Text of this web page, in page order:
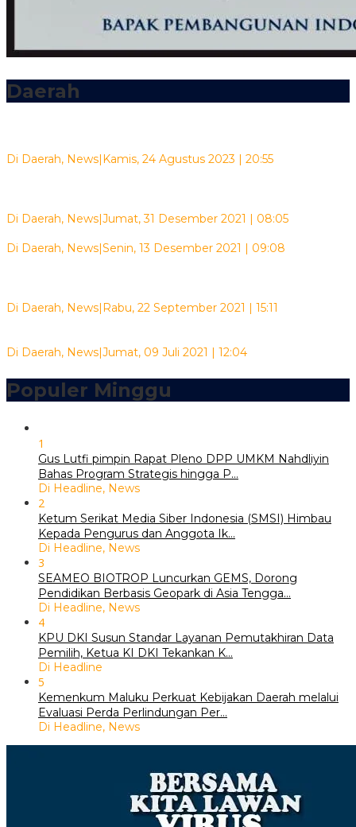
Daerah
Di Daerah, News Kamis, 24 Agustus 2023 | 20:55
Di Daerah, News Jumat, 31 Desember 2021 | 08:05
Di Daerah, News Senin, 13 Desember 2021 | 09:08
Di Daerah, News Rabu, 22 September 2021 | 15:11
Di Daerah, News Jumat, 09 Juli 2021 | 12:04
Populer Minggu
1
Gus Lutfi pimpin Rapat Pleno DPP UMKM Nahdliyin
Bahas Program Strategis hingga P…
Di Headline, News
2
Ketum Serikat Media Siber Indonesia (SMSI) Himbau
Kepada Pengurus dan Anggota Ik…
Di Headline, News
3
SEAMEO BIOTROP Luncurkan GEMS, Dorong
Pendidikan Berbasis Geopark di Asia Tengga…
Di Headline, News
4
KPU DKI Susun Standar Layanan Pemutakhiran Data
Pemilih, Ketua KI DKI Tekankan K…
Di Headline
5
Kemenkum Maluku Perkuat Kebijakan Daerah melalui
Evaluasi Perda Perlindungan Per…
Di Headline, News